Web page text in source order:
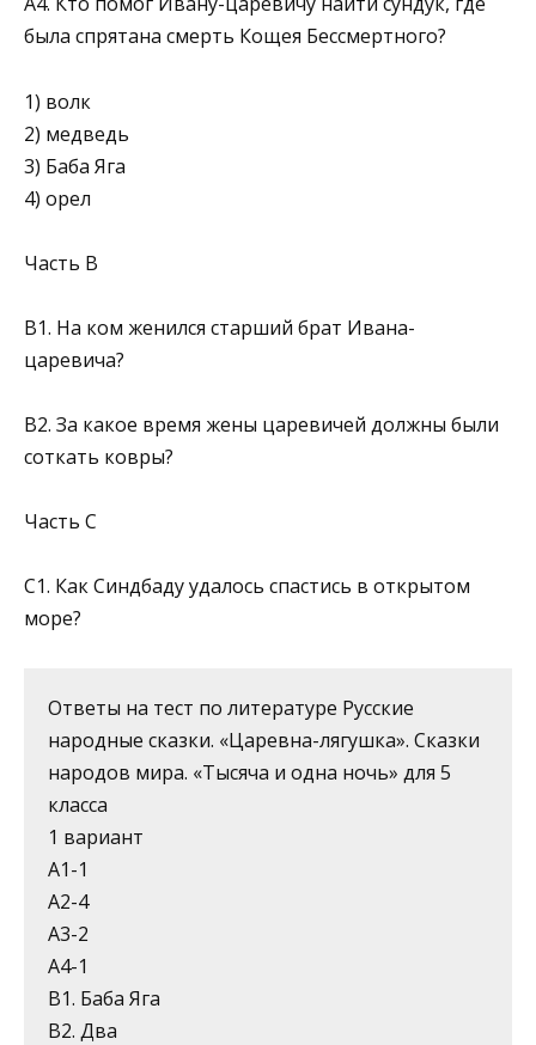
была спрятана смерть Кощея Бессмертного?
1) волк
2) медведь
3) Баба Яга
4) орел
Часть В
В1. На ком женился старший брат Ивана-
царевича?
В2. За какое время жены царевичей должны были
соткать ковры?
Часть С
С1. Как Синдбаду удалось спастись в открытом
море?
Ответы на тест по литературе Русские
народные сказки. «Царевна-лягушка». Сказки
народов мира. «Тысяча и одна ночь» для 5
класса
1 вариант
А1-1
А2-4
А3-2
А4-1
В1. Баба Яга
В2. Два